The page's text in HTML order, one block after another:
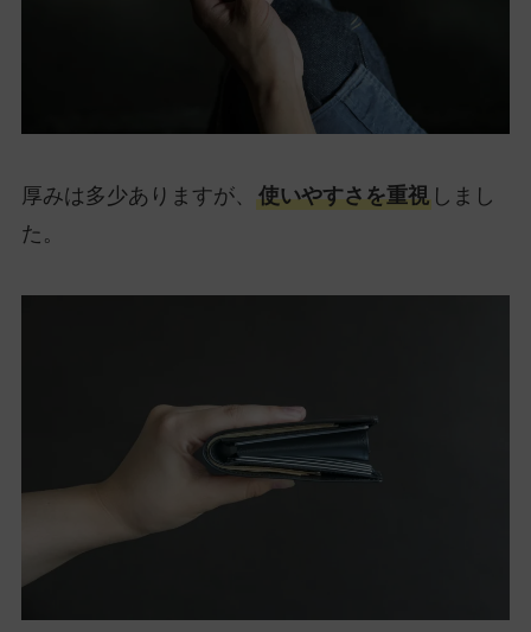
厚みは多少ありますが、 使いやすさを重視しまし
た。